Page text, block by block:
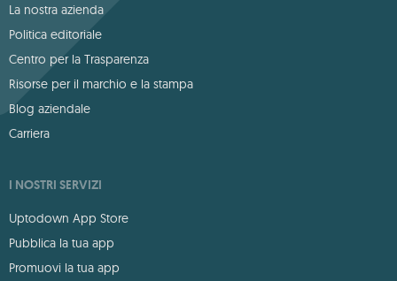
La nostra azienda
Politica editoriale
Centro per la Trasparenza
Risorse per il marchio e la stampa
Blog aziendale
Carriera
I NOSTRI SERVIZI
Uptodown App Store
Pubblica la tua app
Promuovi la tua app